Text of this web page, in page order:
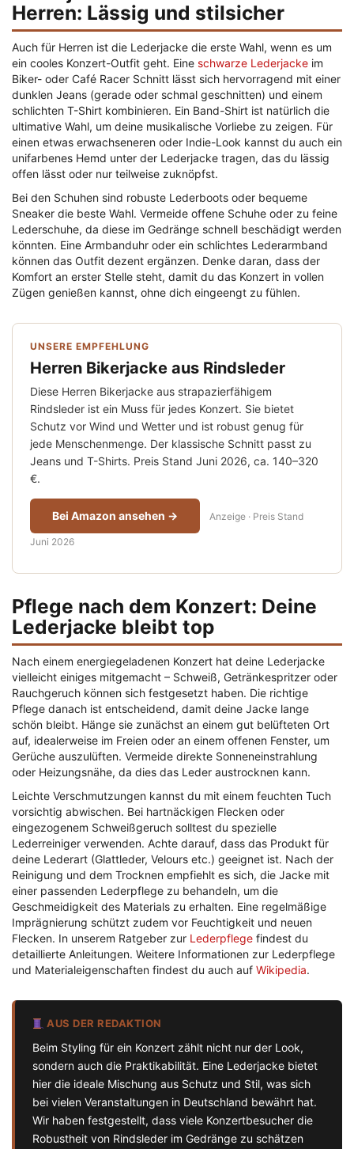
Herren: Lässig und stilsicher
Auch für Herren ist die Lederjacke die erste Wahl, wenn es um
ein cooles Konzert-Outfit geht. Eine schwarze Lederjacke im
Biker- oder Café Racer Schnitt lässt sich hervorragend mit einer
dunklen Jeans (gerade oder schmal geschnitten) und einem
schlichten T-Shirt kombinieren. Ein Band-Shirt ist natürlich die
ultimative Wahl, um deine musikalische Vorliebe zu zeigen. Für
einen etwas erwachseneren oder Indie-Look kannst du auch ein
unifarbenes Hemd unter der Lederjacke tragen, das du lässig
offen lässt oder nur teilweise zuknöpfst.
Bei den Schuhen sind robuste Lederboots oder bequeme
Sneaker die beste Wahl. Vermeide offene Schuhe oder zu feine
Lederschuhe, da diese im Gedränge schnell beschädigt werden
könnten. Eine Armbanduhr oder ein schlichtes Lederarmband
können das Outfit dezent ergänzen. Denke daran, dass der
Komfort an erster Stelle steht, damit du das Konzert in vollen
Zügen genießen kannst, ohne dich eingeengt zu fühlen.
UNSERE EMPFEHLUNG
Herren Bikerjacke aus Rindsleder
Diese Herren Bikerjacke aus strapazierfähigem
Rindsleder ist ein Muss für jedes Konzert. Sie bietet
Schutz vor Wind und Wetter und ist robust genug für
jede Menschenmenge. Der klassische Schnitt passt zu
Jeans und T-Shirts. Preis Stand Juni 2026, ca. 140–320
€.
Bei Amazon ansehen → Anzeige · Preis Stand
Juni 2026
Pflege nach dem Konzert: Deine
Lederjacke bleibt top
Nach einem energiegeladenen Konzert hat deine Lederjacke
vielleicht einiges mitgemacht – Schweiß, Getränkespritzer oder
Rauchgeruch können sich festgesetzt haben. Die richtige
Pflege danach ist entscheidend, damit deine Jacke lange
schön bleibt. Hänge sie zunächst an einem gut belüfteten Ort
auf, idealerweise im Freien oder an einem offenen Fenster, um
Gerüche auszulüften. Vermeide direkte Sonneneinstrahlung
oder Heizungsnähe, da dies das Leder austrocknen kann.
Leichte Verschmutzungen kannst du mit einem feuchten Tuch
vorsichtig abwischen. Bei hartnäckigen Flecken oder
eingezogenem Schweißgeruch solltest du spezielle
Lederreiniger verwenden. Achte darauf, dass das Produkt für
deine Lederart (Glattleder, Velours etc.) geeignet ist. Nach der
Reinigung und dem Trocknen empfiehlt es sich, die Jacke mit
einer passenden Lederpflege zu behandeln, um die
Geschmeidigkeit des Materials zu erhalten. Eine regelmäßige
Imprägnierung schützt zudem vor Feuchtigkeit und neuen
Flecken. In unserem Ratgeber zur Lederpflege findest du
detaillierte Anleitungen. Weitere Informationen zur Lederpflege
und Materialeigenschaften findest du auch auf Wikipedia.
AUS DER REDAKTION
Beim Styling für ein Konzert zählt nicht nur der Look,
sondern auch die Praktikabilität. Eine Lederjacke bietet
hier die ideale Mischung aus Schutz und Stil, was sich
bei vielen Veranstaltungen in Deutschland bewährt hat.
Wir haben festgestellt, dass viele Konzertbesucher die
Robustheit von Rindsleder im Gedränge zu schätzen